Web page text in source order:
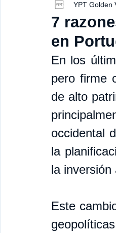
7
en
YPT Golden
En los
pero firme
de alto
occidental
la
la inversión
Este